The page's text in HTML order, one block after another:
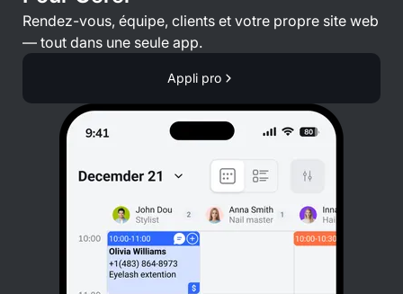
Rendez-vous, équipe, clients et votre propre site web
— tout dans une seule app.
Appli pro